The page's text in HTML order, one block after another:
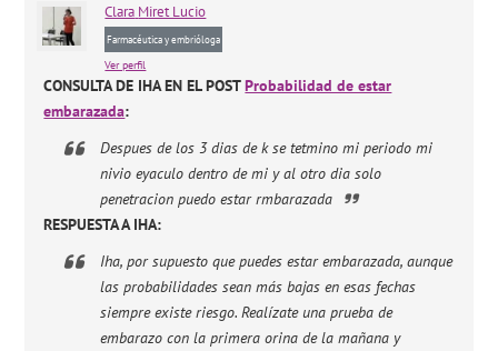
Clara Miret Lucio
Farmacéutica y embrióloga
Ver perfil
CONSULTA DE IHA EN EL POSTProbabilidad de estar
embarazada:
Despues de los 3 dias de k se tetmino mi periodo mi
nivio eyaculo dentro de mi y al otro dia solo
penetracion puedo estar rmbarazada
RESPUESTA A IHA:
Iha, por supuesto que puedes estar embarazada, aunque
las probabilidades sean más bajas en esas fechas
siempre existe riesgo. Realízate una prueba de
embarazo con la primera orina de la mañana y